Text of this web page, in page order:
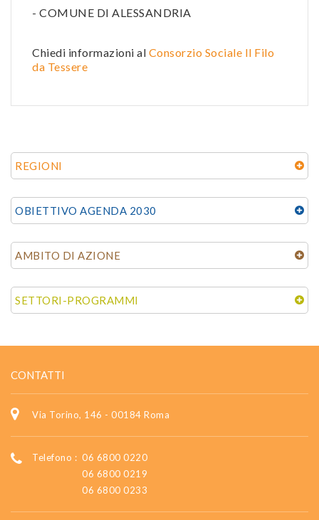
- COMUNE DI ALESSANDRIA
Chiedi informazioni al Consorzio Sociale Il Filo
da Tessere
REGIONI
OBIETTIVO AGENDA 2030
AMBITO DI AZIONE
SETTORI-PROGRAMMI
CONTATTI
Via Torino, 146 - 00184 Roma
Telefono : 06 6800 0220
06 6800 0219
06 6800 0233